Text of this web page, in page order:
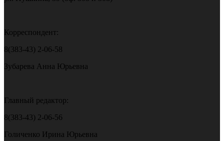
Корреспондент:
8(383-43) 2-06-58
Зубарева Анна Юрьевна
Главный редактор:
8(383-43) 2-06-56
Голиченко Ирина Юрьевна